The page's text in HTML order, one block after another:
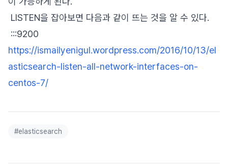
LISTEN을 잡아보면 다음과 같이 뜨는 것을 알 수 있다.
:::9200
https://ismailyenigul.wordpress.com/2016/10/13/el
asticsearch-listen-all-network-interfaces-on-
centos-7/
#elasticsearch